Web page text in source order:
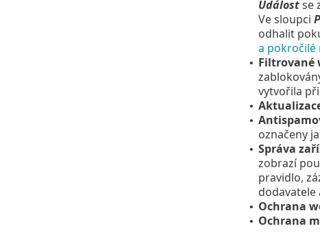
Událostse
Ve sloupci
odhalit
a pokročilé
• Filtrované
vytvořila
•
•
označeny
• Správa
zobrazí
pravidlo,
dodavatele
• Ochrana
• Ochrana